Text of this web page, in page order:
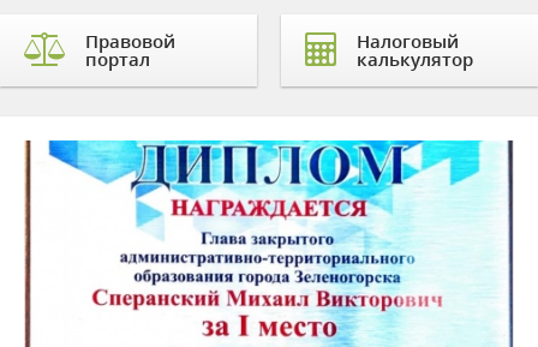
Правовой
портал
Налоговый
калькулятор